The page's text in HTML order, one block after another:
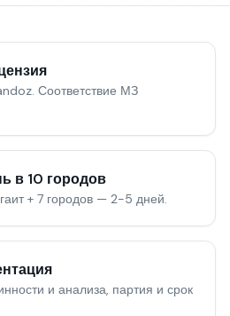
Соответствие МЗ
в 10 городов
+ 7 городов — 2-5 дней.
и анализа, партия и срок